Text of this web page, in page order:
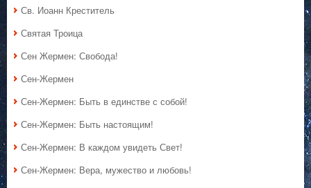
Св. Иоанн Креститель
Святая Троица
Сен Жермен: Свобода!
Сен-Жермен
Сен-Жермен: Быть в единстве с собой!
Сен-Жермен: Быть настоящим!
Сен-Жермен: В каждом увидеть Свет!
Сен-Жермен: Вера, мужество и любовь!